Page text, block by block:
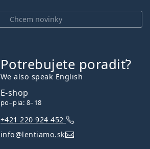
Chcem novinky
Potrebujete poradiť?
We also speak English
E-shop
po–pia: 8–18
+421 220 924 452
info@lentiamo.sk